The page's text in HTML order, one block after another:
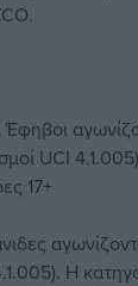
UCI
17+
Η